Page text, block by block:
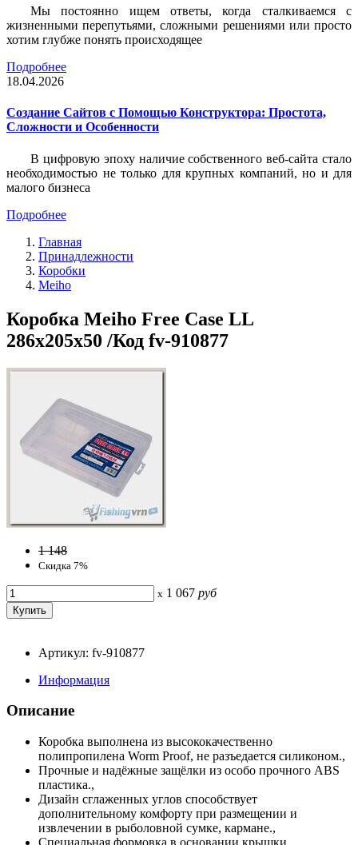
Мы постоянно ищем ответы, когда сталкиваемся с
жизненными перепутьями, сложными решениями или просто
хотим глубже понять происходящее
Подробнее
18.04.2026
Создание Сайтов с Помощью Конструктора: Простота,
Сложности и Особенности
В цифровую эпоху наличие собственного веб-сайта стало
необходимостью не только для крупных компаний, но и для
малого бизнеса
Подробнее
Главная
Принадлежности
Коробки
Meiho
Коробка Meiho Free Case LL
286х205х50 /Код fv-910877
1 148
Скидка 7%
x 1 067 руб
Артикул: fv-910877
Информация
Описание
Коробка выполнена из высококачественно
полипропилена Worm Proof, не разъедается силиконом.,
Прочные и надёжные защёлки из особо прочного ABS
пластика.,
Дизайн сглаженных углов способствует
дополнительному комфорту при размещении и
извлечении в рыболовной сумке, кармане.,
Специальная формовка в основании крышки